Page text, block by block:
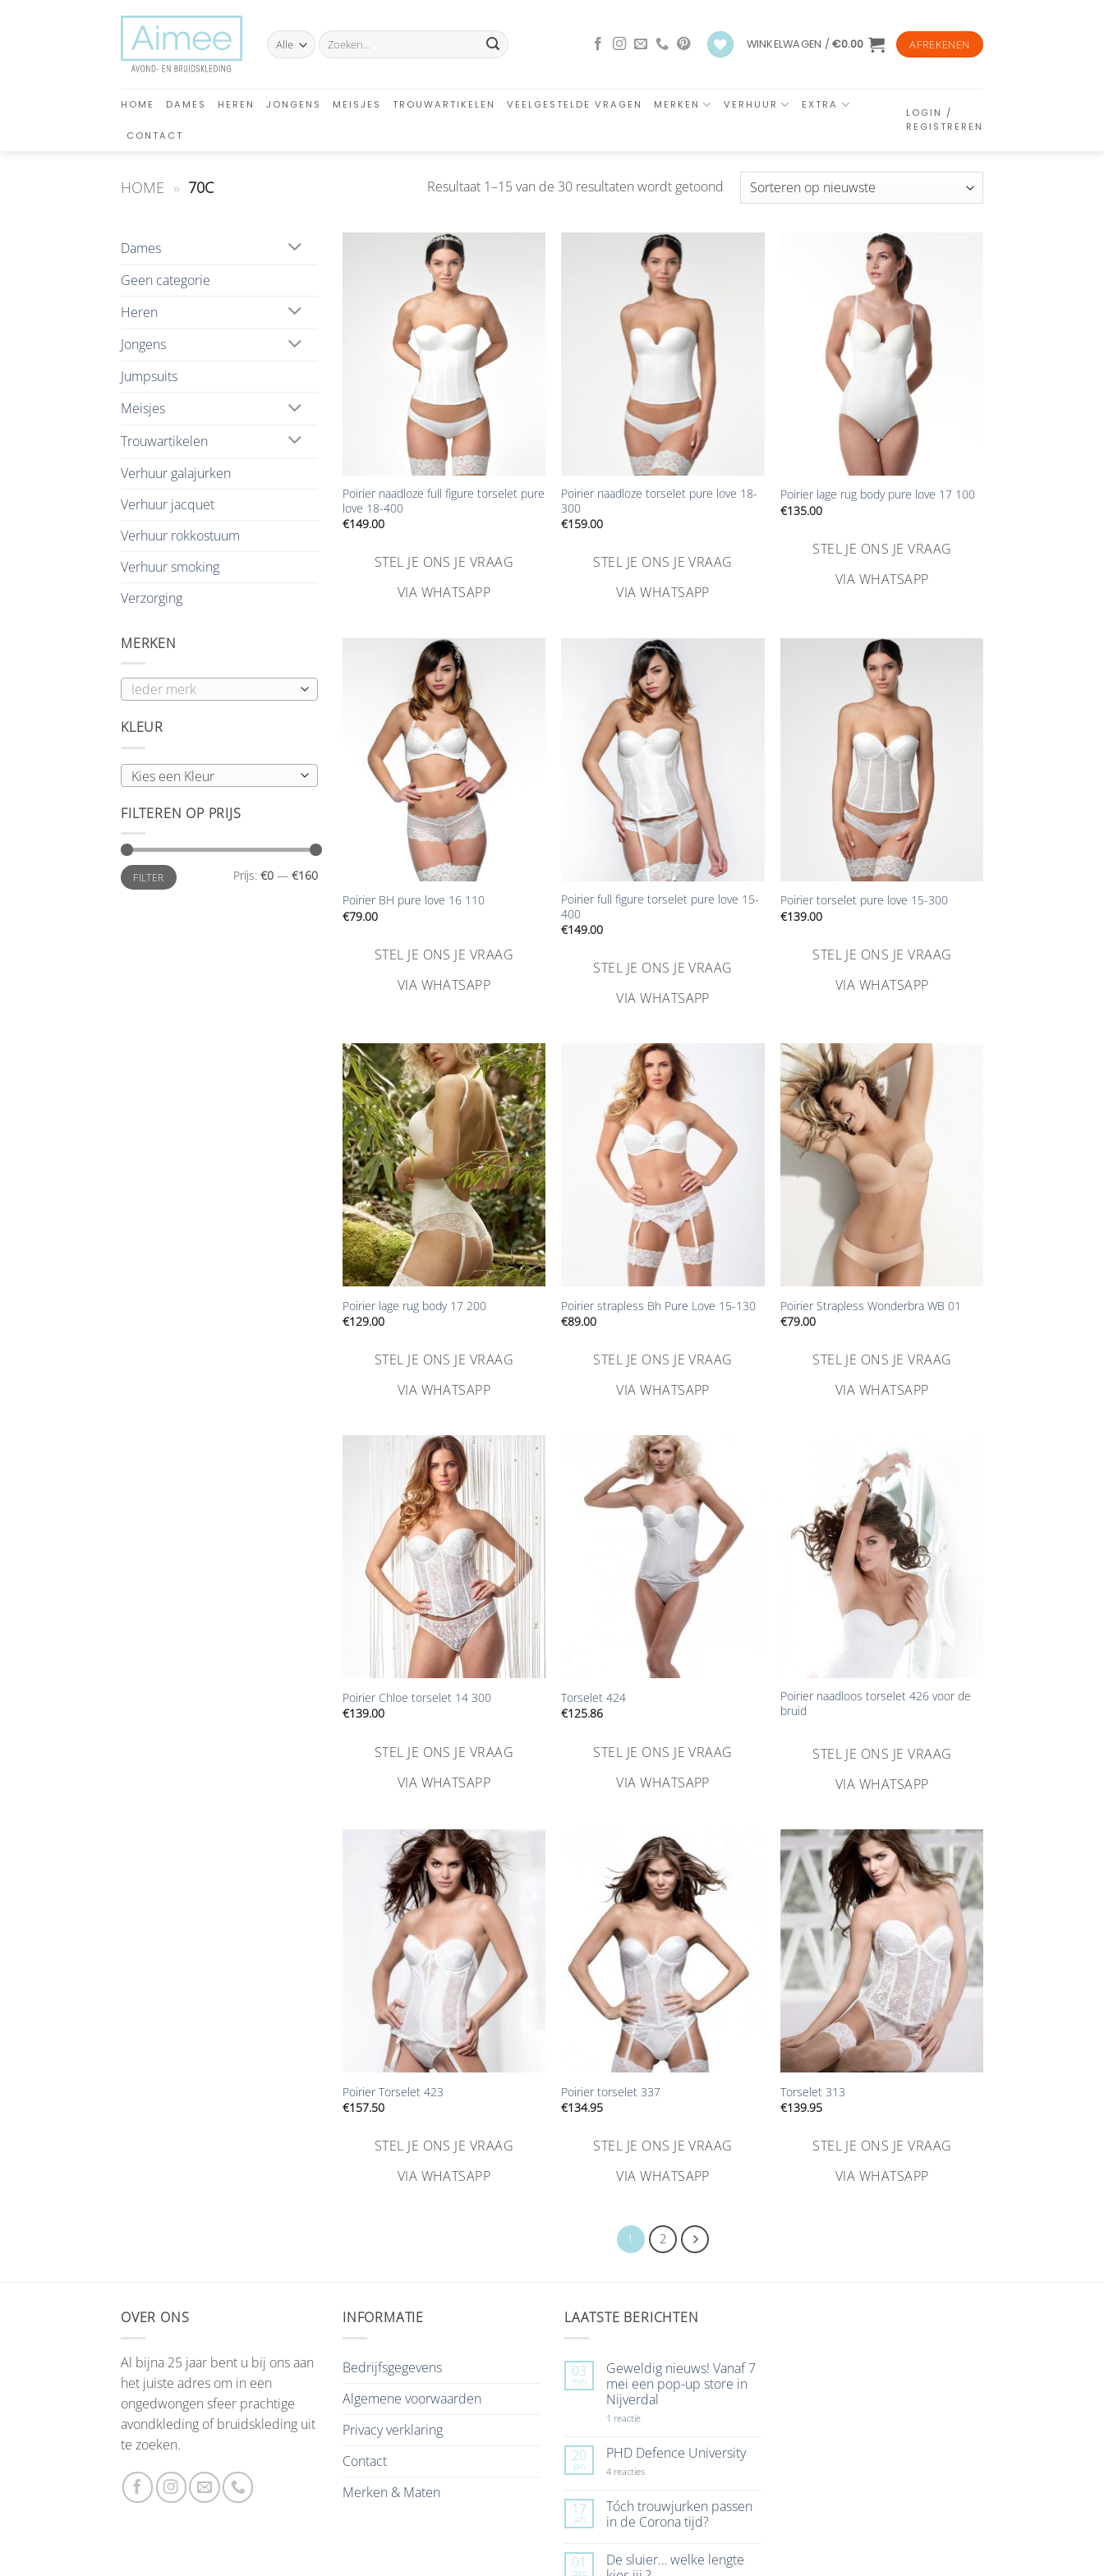
Zoeken
naar:
WINKELWAGEN /€0.00 AFREKENEN
HOME DAMES HEREN JONGENS MEISJES TROUWARTIKELEN VEELGESTELDE VRAGEN MERKEN VERHUUR EXTRA
CONTACT
LOGIN /
REGISTREREN
HOME » 70C Resultaat 1–15 van de 30 resultaten wordt getoond Gesorteerd
Dames
Geen categorie
Heren
Jongens
Jumpsuits
Meisjes
Trouwartikelen
Verhuur galajurken
Verhuur jacquet
Verhuur rokkostuum
Verhuur smoking
Verzorging
MERKEN
KLEUR
Kies een Kleur
FILTEREN OP PRIJS
Min.
prijs
Max.
prijsFILTER Prijs: €0 — €160
toevoegen
Poirier naadloze full figure torselet pure
love 18-400
€149.00
STEL JE ONS JE VRAAG
VIA WHATSAPP
toevoegen
Poirier naadloze torselet pure love 18-
300
€159.00
STEL JE ONS JE VRAAG
VIA WHATSAPP
Poirier lage rug body pure love 17 100
€135.00
STEL JE ONS JE VRAAG
VIA WHATSAPP
Poirier BH pure love 16 110
€79.00
STEL JE ONS JE VRAAG
VIA WHATSAPP
Poirier full figure torselet pure love 15-
400
€149.00
STEL JE ONS JE VRAAG
VIA WHATSAPP
toevoegen
Poirier torselet pure love 15-300
€139.00
STEL JE ONS JE VRAAG
VIA WHATSAPP
verlanglijst
toevoegen
+
Poirier lage rug body 17 200
€129.00
STEL JE ONS JE VRAAG
VIA WHATSAPP
toevoegen
Poirier strapless Bh Pure Love 15-130
€89.00
STEL JE ONS JE VRAAG
VIA WHATSAPP
verlanglijst
toevoegen
Poirier Strapless Wonderbra WB 01
€79.00
STEL JE ONS JE VRAAG
VIA WHATSAPP
toevoegen
Poirier Chloe torselet 14 300
€139.00
STEL JE ONS JE VRAAG
VIA WHATSAPP
verlanglijst
toevoegen
Torselet 424
€125.86
STEL JE ONS JE VRAAG
VIA WHATSAPP
verlanglijst
Poirier naadloos torselet 426 voor de
bruid
STEL JE ONS JE VRAAG
VIA WHATSAPP
Aan
verlanglijst
toevoegen
Poirier Torselet 423
€157.50
STEL JE ONS JE VRAAG
VIA WHATSAPP
Aan
verlanglijst
toevoegen
Poirier torselet 337
€134.95
STEL JE ONS JE VRAAG
VIA WHATSAPP
Aan
verlanglijst
toevoegen
+
Torselet 313
€139.95
STEL JE ONS JE VRAAG
VIA WHATSAPP
1 2
OVER ONS
Al bijna 25 jaar bent u bij ons aan
het juiste adres om in een
ongedwongen sfeer prachtige
avondkleding of bruidskleding uit
te zoeken.
INFORMATIE
Bedrijfsgegevens
Algemene voorwaarden
Privacy verklaring
Contact
Merken & Maten
LAATSTE BERICHTEN
03
mei
Geweldig nieuws! Vanaf 7
mei een pop-up store in
Nijverdal
1 reactieop
Vanaf
7
mei
up
store
in
20
jan
PHD Defence University
4 reactiesop
University
17
jan
Tóch trouwjurken passen
in de Corona tijd?
op
Tóch
01
dec
De sluier… welke lengte